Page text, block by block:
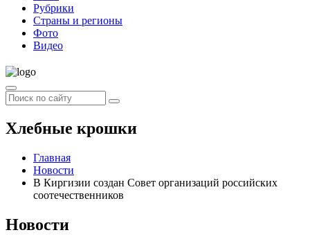
Рубрики
Страны и регионы
Фото
Видео
Хлебные крошки
Главная
Новости
В Киргизии создан Совет организаций российских
соотечественников
Новости